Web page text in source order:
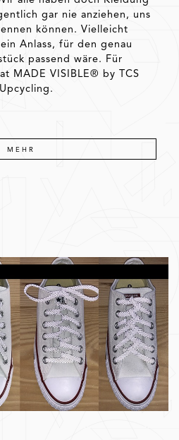
gar nie anziehen, uns
können. Vielleicht
Anlass, für den genau
passend wäre. Für
MADE VISIBLE® by TCS
MEHR